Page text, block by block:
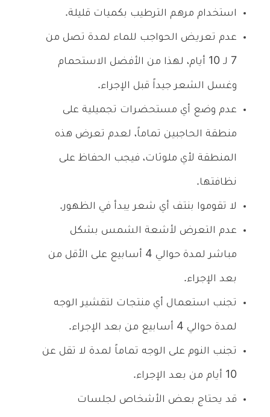
استخدام مرهم الترطيب بكميات قليلة.
عدم تعريض الحواجب للماء لمدة تصل من
7 لـ 10 أيام، لهذا من الأفضل الاستحمام
وغسل الشعر جيداً قبل الإجراء.
عدم وضع أي مستحضرات تجميلية على
منطقة الحاجبين تماماً، لعدم تعرض هذه
المنطقة لأي ملوثات، فيجب الحفاظ على
نظافتها.
لا تقوموا بنتف أي شعر يبدأ في الظهور.
عدم التعرض لأشعة الشمس بشكل
مباشر لمدة حوالي 4 أسابيع على الأقل من
بعد الإجراء.
تجنب استعمال أي منتجات لتقشير الوجه
لمدة حوالي 4 أسابيع من بعد الإجراء.
تجنب النوم على الوجه تماماً لمدة لا تقل عن
10 أيام من بعد الإجراء.
قد يحتاج بعض الأشخاص لجلسات